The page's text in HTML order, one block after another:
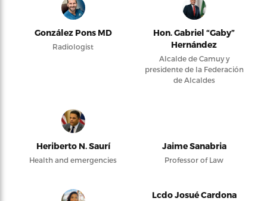
González Pons MD
Radiologist
Hon. Gabriel “Gaby”
Hernández
Alcalde de Camuy y
presidente de la Federación
de Alcaldes
Heriberto N. Saurí
Health and emergencies
Jaime Sanabria
Professor of Law
Lcdo Josué Cardona